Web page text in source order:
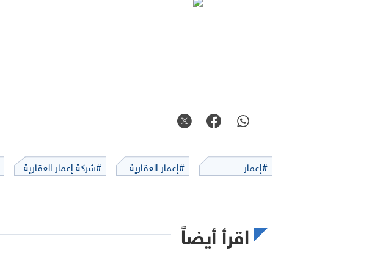
#إعمار #إعمار العقارية #شركة إعمار العقارية
اقرأ أيضاً